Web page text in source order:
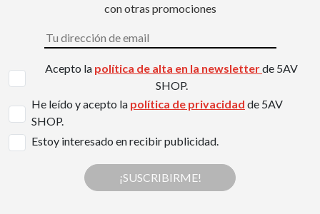
con otras promociones
Acepto la política de alta en la newsletterde 5AV
SHOP.
He leído y acepto la política de privacidad de 5AV
SHOP.
Estoy interesado en recibir publicidad.
¡SUSCRIBIRME!